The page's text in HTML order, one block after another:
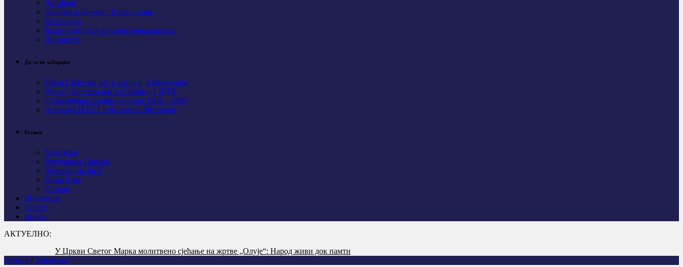
Догађаји
Завичајне вечери / Крсне славе
Интервјуи
Колонизација и колонистичка насеља
Личности
Да се не заборави
Први Свјeтски рат и српски добровољци
Други Свјетски рат и геноцид у НДХ
Одбрамбено отаџбински рат 1991 – 1995
Агресија НАТО и Косово и Метохија
Регион
Хрватска
Република Српска
Федерација БиХ
Црна Гора
Остало
Дијаспора
Спорт
Видео
АКТУЕЛНО:
У Цркви Светог Марка молитвено сјећање на жртве „Олује“: Народ живи док памти
Регион / Хрватска